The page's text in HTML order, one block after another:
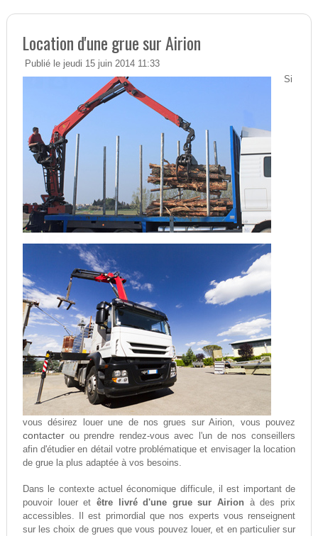
Location d'une grue sur Airion
Publié le jeudi 15 juin 2014 11:33
Si
vous désirez louer une de nos grues sur Airion, vous pouvez
contacterou prendre rendez-vous avec l'un de nos conseillers
afin d'étudier en détail votre problématique et envisager la location
de grue la plus adaptée à vos besoins.
Dans le contexte actuel économique difficule, il est important de
pouvoir louer et être livré d'une grue sur Airion à des prix
accessibles. Il est primordial que nos experts vous renseignent
sur les choix de grues que vous pouvez louer, et en particulier sur